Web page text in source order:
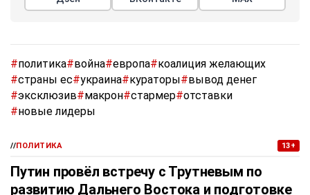
#политика#война#европа#коалиция желающих
#страны ес#украина#кураторы#вывод денег
#эксклюзив#макрон#стармер#отставки
#новые лидеры
//ПОЛИТИКА 13+
Путин провёл встречу с Трутневым по
развитию Дальнего Востока и подготовке